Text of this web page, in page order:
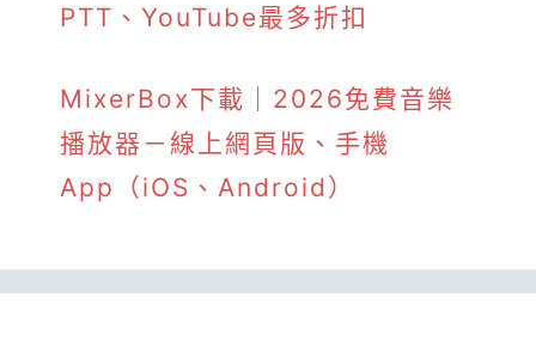
PTT、YouTube最多折扣
MixerBox下載｜2026免費音樂
播放器－線上網頁版、手機
App（iOS、Android）